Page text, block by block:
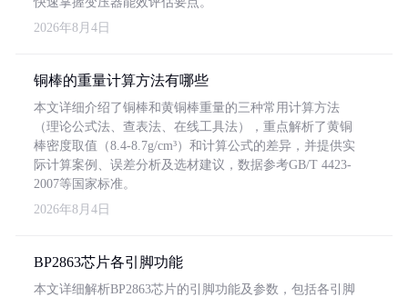
2026年8月4日
铜棒的重量计算方法有哪些
本文详细介绍了铜棒和黄铜棒重量的三种常用计算方法
（理论公式法、查表法、在线工具法），重点解析了黄铜
棒密度取值（8.4-8.7g/cm³）和计算公式的差异，并提供实
际计算案例、误差分析及选材建议，数据参考GB/T 4423-
2007等国家标准。
2026年8月4日
BP2863芯片各引脚功能
本文详细解析BP2863芯片的引脚功能及参数，包括各引脚